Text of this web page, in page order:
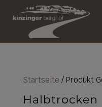
Startseite / Produkt
Halbtrocken